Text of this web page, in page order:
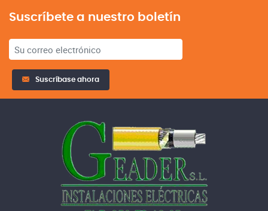
Suscríbete a nuestro boletín
Suscríbase ahora